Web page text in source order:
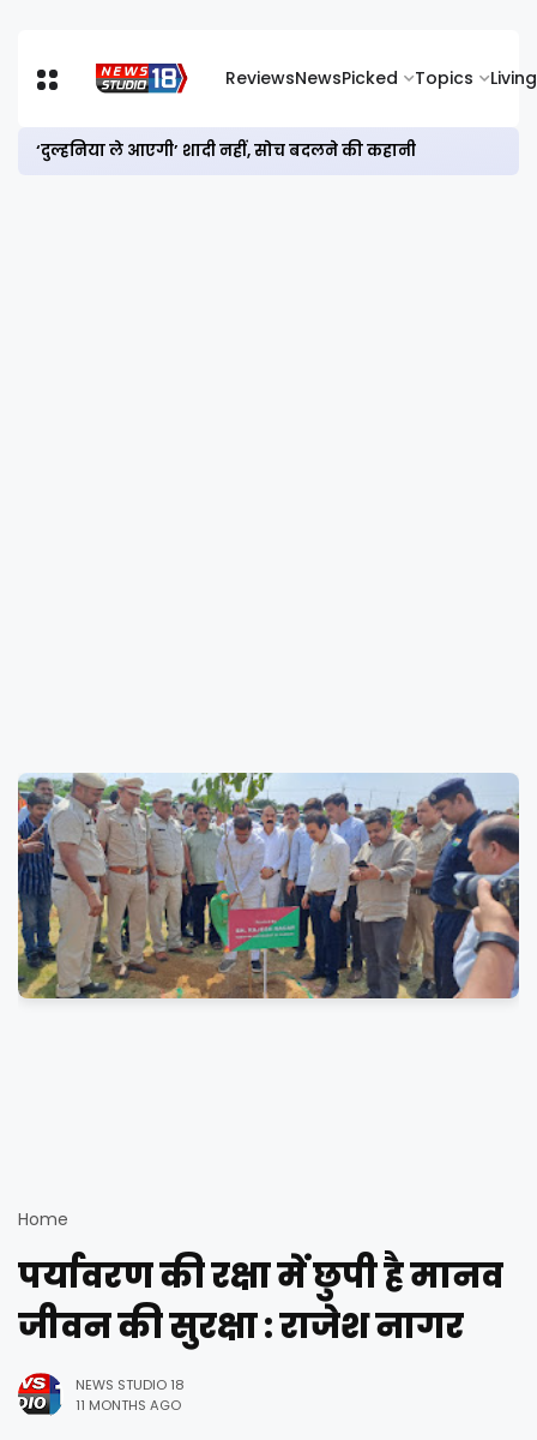
ReviewsNewsPicked Topics Living
‘दुल्हनिया ले आएगी’ शादी नहीं, सोच बदलने की कहानी
Home
पर्यावरण की रक्षा में छुपी है मानव
जीवन की सुरक्षा : राजेश नागर
NEWS STUDIO 18
11 MONTHS AGO